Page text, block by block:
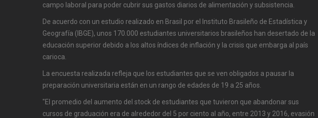
campo laboral para poder cubrir sus gastos diarios de alimentación y subsistencia.
De acuerdo con un estudio realizado en Brasil por el Instituto Brasileño de Estadística y
Geografía (IBGE), unos 170.000 estudiantes universitarios brasileños han desertado de la
educación superior debido a los altos índices de inflación y la crisis que embarga al país
carioca.
La encuesta realizada refleja que los estudiantes que se ven obligados a pausar la
preparación universitaria están en un rango de edades de 19 a 25 años.
"El promedio del aumento del stock de estudiantes que tuvieron que abandonar sus
cursos de graduación era de alrededor del 5 por ciento al año, entre 2013 y 2016, evasión